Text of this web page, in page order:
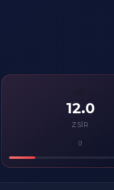
12.0
ZSÍR
g